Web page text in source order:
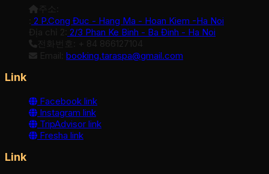
주소:
2 P.Cong Đuc - Hang Ma - Hoan Kiem -Ha Noi
Địa chỉ 2: 2/3 Phan Ke Binh - Ba Đinh - Ha Noi
전화번호: + 84 866127104
Email: booking.taraspa@gmail.com
Link
Facebook link
Instagram link
TripAdvisor link
Fresha link
Link